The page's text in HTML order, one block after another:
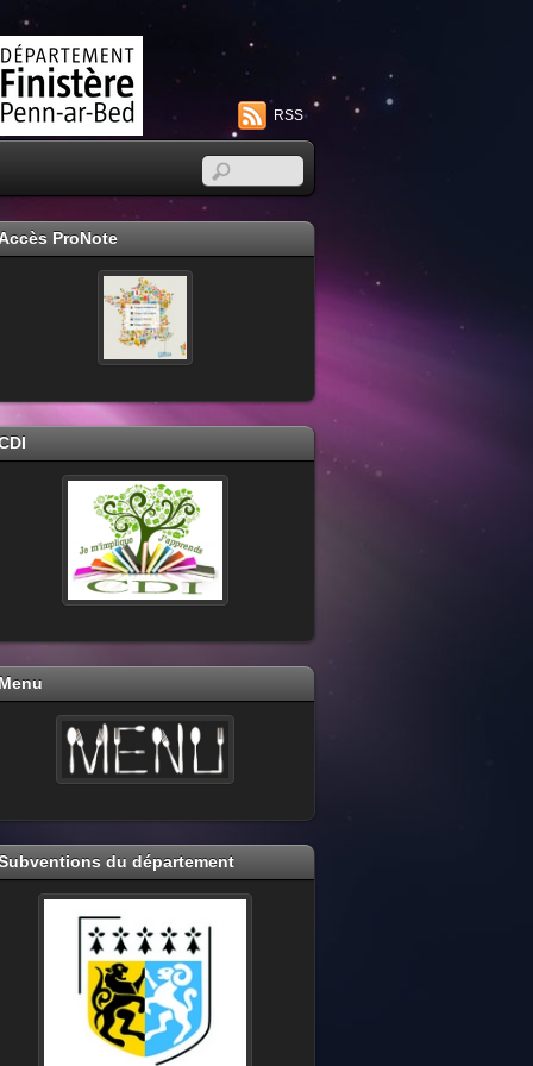
RSS
Accès ProNote
Menu
du département